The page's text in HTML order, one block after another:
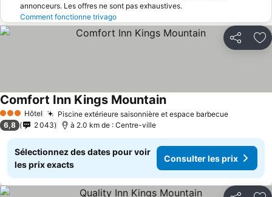
annonceurs. Les offres ne sont pas exhaustives.
Comment fonctionne trivago
Partager
3 ÉtoilesHôtel Piscine extérieure saisonnière et espace barbecue
Comfort Inn Kings Mountain
6,8 2 043 à 2.0 km de : Centre-ville
Sélectionnez des dates pour voir
les prix exacts
Consulter les prix